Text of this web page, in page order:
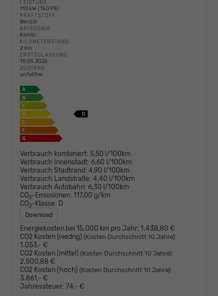
LEISTUNG
110 kW (150 PS)
KRAFTSTOFF
Benzin
KATEGORIE
Kombi
KILOMETERSTAND
2 km
ERSTZULASSUNG
19.05.2026
ZUSTAND
unfallfrei
Verbrauch kombiniert: 5,50 l/100km
Verbrauch Innenstadt: 6,60 l/100km
Verbrauch Stadtrand: 4,90 l/100km
Verbrauch Landstraße: 4,40 l/100km
Verbrauch Autobahn: 6,30 l/100km
CO2-Emissionen: 117,00 g/km
CO2-Klasse: D
Download
Energiekosten bei 15.000 km pro Jahr: 1.438,80 €
CO2 Kosten (niedrig) (Kosten Durchschnitt 10 Jahre):
1.053,- €
CO2 Kosten (mittel) (Kosten Durchschnitt 10 Jahre):
2.500,88 €
CO2 Kosten (hoch) (Kosten Durchschnitt 10 Jahre):
3.861,- €
Jahressteuer: 74,- €